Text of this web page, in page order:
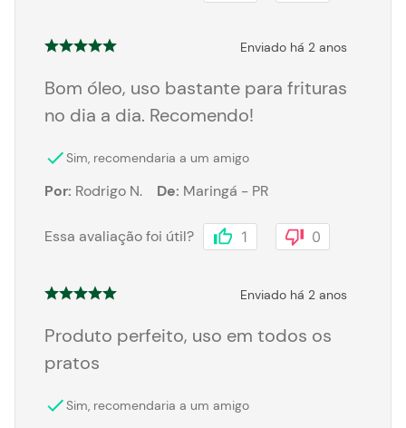
Enviado há 2 anos
Bom óleo, uso bastante para frituras
no dia a dia. Recomendo!
Sim, recomendaria a um amigo
Por: Rodrigo N. De: Maringá - PR
Essa avaliação foi útil? 1 0
Enviado há 2 anos
Produto perfeito, uso em todos os
pratos
Sim, recomendaria a um amigo